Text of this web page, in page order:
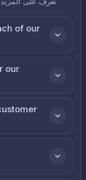
of our
our